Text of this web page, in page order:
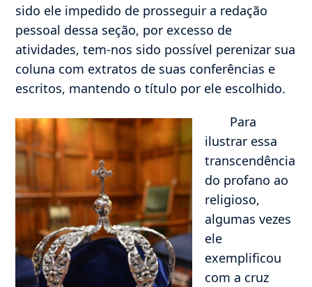
sido ele impedido de prosseguir a redação
pessoal dessa seção, por excesso de
atividades, tem-nos sido possível perenizar sua
coluna com extratos de suas conferências e
escritos, mantendo o título por ele escolhido.
Para
ilustrar essa
transcendência
do profano ao
religioso,
algumas vezes
ele
exemplificou
com a cruz